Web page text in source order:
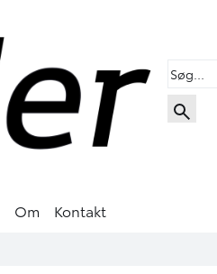
Om Kontakt